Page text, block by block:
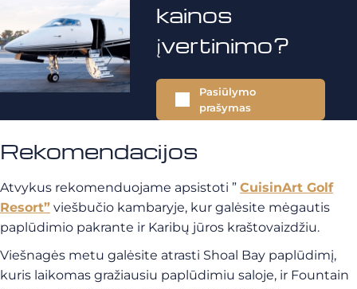
kainos
įvertinimo?
Pasiūlymo
prašymas
Rekomendacijos
Atvykus rekomenduojame apsistoti ” CuisinArt Golf
Resort” viešbučio kambaryje, kur galėsite mėgautis
paplūdimio pakrante ir Karibų jūros kraštovaizdžiu.
Viešnagės metu galėsite atrasti Shoal Bay paplūdimį,
kuris laikomas gražiausiu paplūdimiu saloje, ir Fountain